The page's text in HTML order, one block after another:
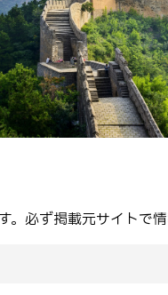
。必ず掲載元サイトで